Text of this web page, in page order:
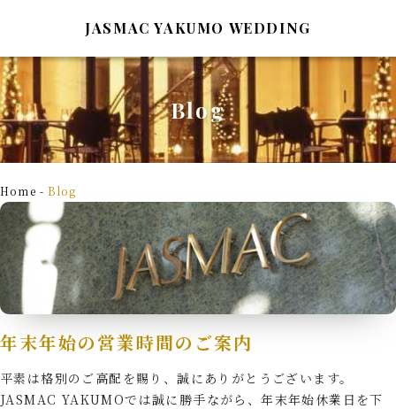
JASMAC YAKUMO WEDDING
TOP
Style&Plan
スタイル＆プラン
Architecture
建築の紹介
Ceremony&Party
挙式と披露宴
Wedding Report
Bridal Fair
ブライダルフェア
Blog
ブログ
Access&Map
アクセスマップ
Blog
Home - Blog
年末年始の営業時間のご案内
平素は格別のご高配を賜り、誠にありがとうございます。
JASMAC YAKUMOでは誠に勝手ながら、年末年始休業日を下